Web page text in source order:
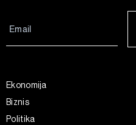
Ekonomija
Biznis
Politika